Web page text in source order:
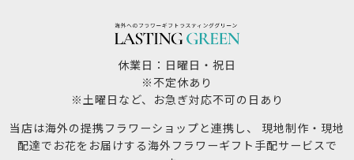
休業日：日曜日・祝日
※不定休あり
※土曜日など、お急ぎ対応不可の日あり
当店は海外の提携フラワーショップと連携し、 現地制作・現地
配達でお花をお届けする海外フラワーギフト手配サービスで